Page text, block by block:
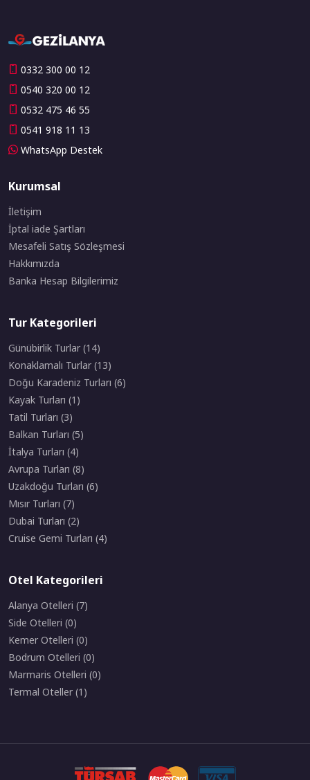
0332 300 00 12
0540 320 00 12
0532 475 46 55
0541 918 11 13
WhatsApp Destek
Kurumsal
İletişim
İptal iade Şartları
Mesafeli Satış Sözleşmesi
Hakkımızda
Banka Hesap Bilgilerimiz
Tur Kategorileri
Günübirlik Turlar (14)
Konaklamalı Turlar (13)
Doğu Karadeniz Turları (6)
Kayak Turları (1)
Tatil Turları (3)
Balkan Turları (5)
İtalya Turları (4)
Avrupa Turları (8)
Uzakdoğu Turları (6)
Mısır Turları (7)
Dubai Turları (2)
Cruise Gemi Turları (4)
Otel Kategorileri
Alanya Otelleri (7)
Side Otelleri (0)
Kemer Otelleri (0)
Bodrum Otelleri (0)
Marmaris Otelleri (0)
Termal Oteller (1)